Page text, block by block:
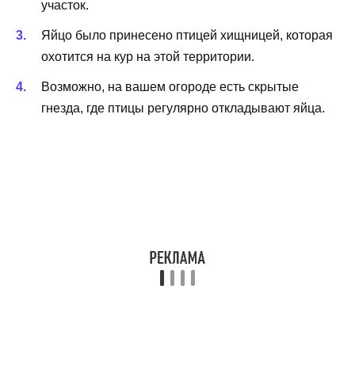
участок.
Яйцо было принесено птицей хищницей, которая
охотится на кур на этой территории.
Возможно, на вашем огороде есть скрытые
гнезда, где птицы регулярно откладывают яйца.